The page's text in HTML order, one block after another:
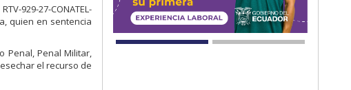
929-27-CONATEL-
quien en sentencia
Penal, Penal Militar,
el recurso de